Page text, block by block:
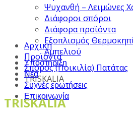
Ψυχανθή – Λειμώνες
Διάφοροι σπόροι
Διάφορα προϊόντα
Εξοπλισμός
Αμπελιού
Υποστήριξη
Νέα
Συχνές ερωτήσεις
Επικοινωνία
Αρχική
Προϊόντα
Σπόρος (Ποικιλία) Πατάτας
TRISKALIA
TRISKALIA